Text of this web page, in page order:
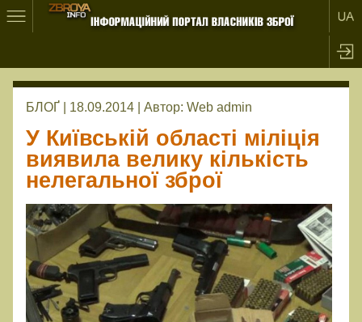
БЛОҐ | 18.09.2014 | Автор: Web admin
У Київській області міліція
виявила велику кількість
нелегальної зброї